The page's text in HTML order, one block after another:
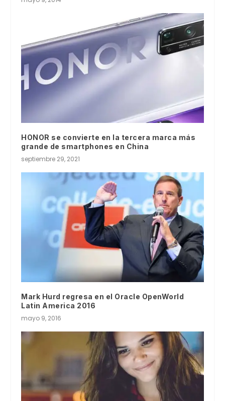
HONOR se convierte en la tercera marca más
grande de smartphones en China
septiembre 29, 2021
Mark Hurd regresa en el Oracle OpenWorld
Latin America 2016
mayo 9, 2016